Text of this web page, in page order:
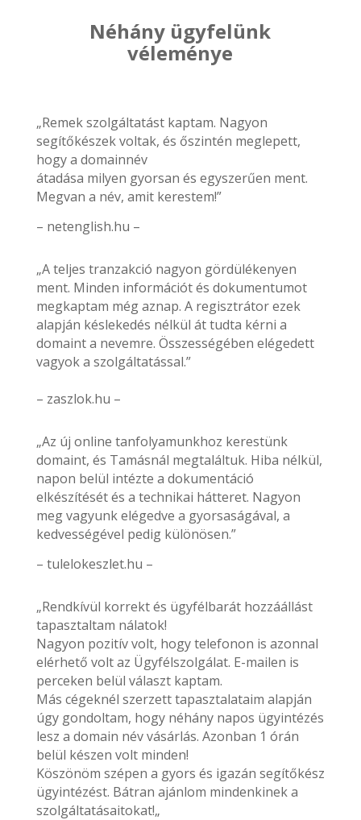
Néhány ügyfelünk
véleménye
„Remek szolgáltatást kaptam. Nagyon
segítőkészek voltak, és őszintén meglepett,
hogy a domainnév
átadása milyen gyorsan és egyszerűen ment.
Megvan a név, amit kerestem!”
– netenglish.hu –
„A teljes tranzakció nagyon gördülékenyen
ment. Minden információt és dokumentumot
megkaptam még aznap. A regisztrátor ezek
alapján késlekedés nélkül át tudta kérni a
domaint a nevemre. Összességében elégedett
vagyok a szolgáltatással.”
– zaszlok.hu –
„Az új online tanfolyamunkhoz kerestünk
domaint, és Tamásnál megtaláltuk. Hiba nélkül,
napon belül intézte a dokumentáció
elkészítését és a technikai hátteret. Nagyon
meg vagyunk elégedve a gyorsaságával, a
kedvességével pedig különösen.”
– tulelokeszlet.hu –
„Rendkívül korrekt és ügyfélbarát hozzáállást
tapasztaltam nálatok!
Nagyon pozitív volt, hogy telefonon is azonnal
elérhető volt az Ügyfélszolgálat. E-mailen is
perceken belül választ kaptam.
Más cégeknél szerzett tapasztalataim alapján
úgy gondoltam, hogy néhány napos ügyintézés
lesz a domain név vásárlás. Azonban 1 órán
belül készen volt minden!
Köszönöm szépen a gyors és igazán segítőkész
ügyintézést. Bátran ajánlom mindenkinek a
szolgáltatásaitokat!„